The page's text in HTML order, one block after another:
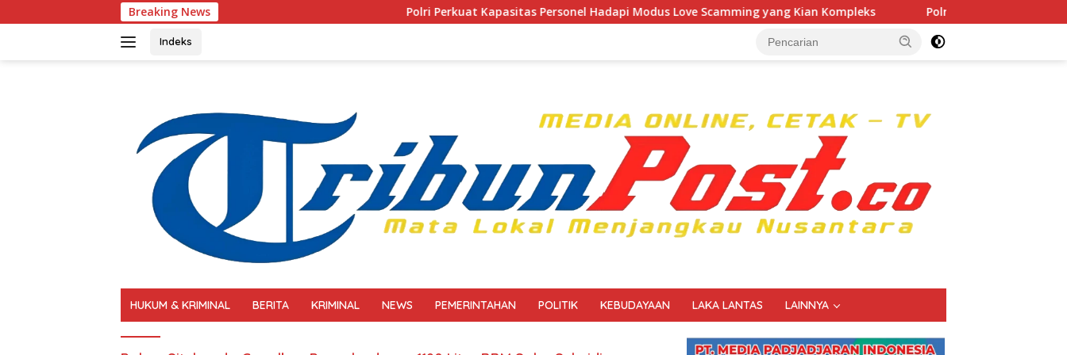
ke
Breaking News Polri Perkuat Kapasitas Personel Hadapi Modus Love Scamming yang Kian Kompleks Polri Kerahkan 372 Taruna Akpol
Indeks
HUKUM & KRIMINAL BERITA KRIMINAL NEWS PEMERINTAHAN POLITIK KEBUDAYAAN LAKA LANTAS LAINNYA